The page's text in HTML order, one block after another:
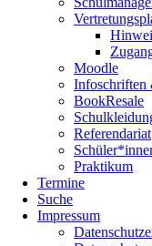
Moodle
Infoschriften
BookResale
Referendariat
Praktikum
Termine
Suche
Impressum